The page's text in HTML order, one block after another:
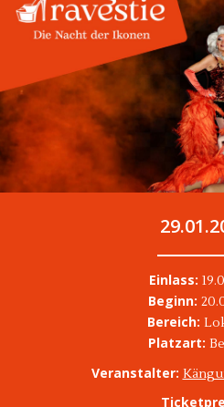
Einlass:
Beginn:
Bereich:
Platzart:
Veranstalter: